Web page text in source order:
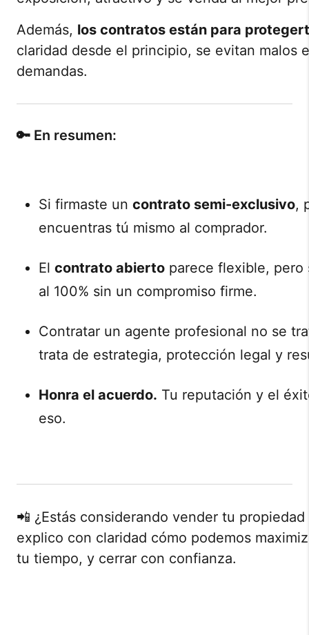
Además, los contratos están para
claridad desde el principio, se evitan malos
demandas.
🔑 En resumen:
Si firmaste un contrato semi-exclusivo,
encuentras tú mismo al comprador.
El contrato abierto parece flexible, pero
al 100% sin un compromiso firme.
Contratar un agente profesional no se
trata de estrategia, protección legal y
Honra el acuerdo. Tu reputación y el
eso.
📲 ¿Estás considerando vender tu
explico con claridad cómo podemos
tu tiempo, y cerrar con confianza.